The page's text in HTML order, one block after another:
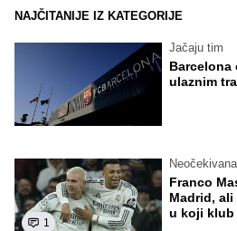
NAJČITANIJE IZ KATEGORIJE
Jačaju tim
Barcelona
ulaznim
1
Franco
Madrid,
u koji klub